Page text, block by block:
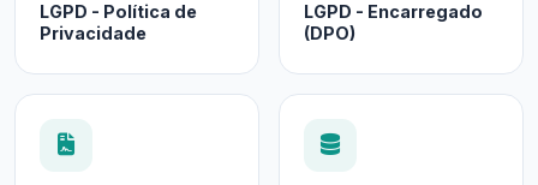
LGPD - Política de
Privacidade
LGPD - Encarregado
(DPO)